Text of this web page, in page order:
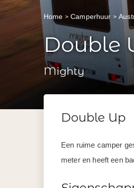
Home Camperhuur
Double
Mighty
Double Up
Een ruime camper
meter en heeft een